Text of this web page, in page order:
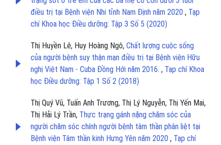
điều trị tại Bệnh viện Nhi tỉnh Nam Định năm 2020 , Tạp
chí Khoa học Điều dưỡng: Tập 3 Số 5 (2020)
Thị Huyền Lê, Huy Hoàng Ngô, Chất lượng cuộc sống
của người bệnh suy thận mạn điều trị tại Bệnh viện Hữu
nghị Việt Nam - Cuba Đồng Hới năm 2016. , Tạp chí Khoa
học Điều dưỡng: Tập 1 Số 2 (2018)
Thị Quý Vũ, Tuấn Anh Trương, Thị Lý Nguyễn, Thị Yến Mai,
Thị Hải Lý Trần, Thực trạng gánh nặng chăm sóc của
người chăm sóc chính người bệnh tâm thần phân liệt tại
Bệnh viện Tâm thần kinh Hưng Yên năm 2020 , Tạp chí